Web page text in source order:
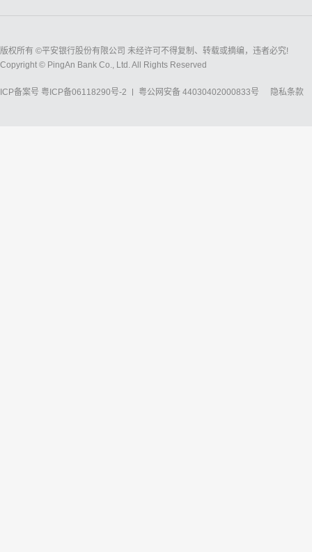
版权所有 ©平安银行股份有限公司 未经许可不得复制、转载或摘编，违者必究!
Copyright © PingAn Bank Co., Ltd. All Rights Reserved
ICP备案号 粤ICP备06118290号-2 粤公网安备 44030402000833号 隐私条款